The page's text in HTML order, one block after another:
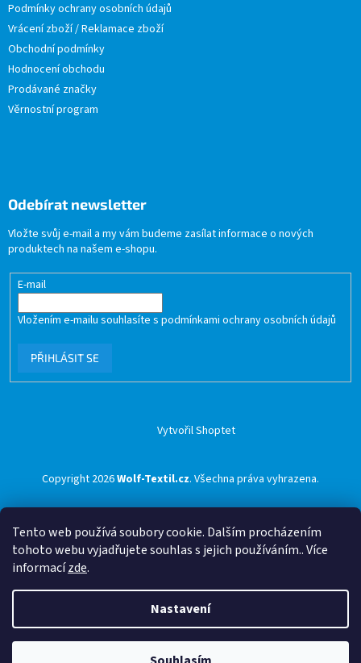
Tento web používá soubory cookie. Dalším procházením
tohoto webu vyjadřujete souhlas s jejich používáním.. Více
informacízde.
Nastavení
Podmínky ochrany osobních údajů
Vrácení zboží / Reklamace zboží
Obchodní podmínky
Hodnocení obchodu
Prodávané značky
Věrnostní program
Odebírat newsletter
Vložte svůj e-mail a my vám budeme zasílat informace o nových
produktech na našem e-shopu.
E-mail
Vložením e-mailu souhlasíte s podmínkami ochrany osobních údajů
PŘIHLÁSIT SE
Vytvořil Shoptet
Copyright 2026Wolf-Textil.cz. Všechna práva vyhrazena.